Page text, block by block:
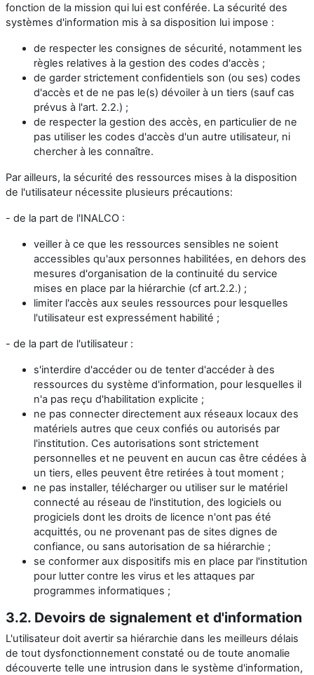
fonction de la mission qui lui est conférée. La sécurité des
systèmes d'information mis à sa disposition lui impose :
de respecter les consignes de sécurité, notamment les
règles relatives à la gestion des codes d'accès ;
de garder strictement confidentiels son (ou ses) codes
d'accès et de ne pas le(s) dévoiler à un tiers (sauf cas
prévus à l'art. 2.2.) ;
de respecter la gestion des accès, en particulier de ne
pas utiliser les codes d'accès d'un autre utilisateur, ni
chercher à les connaître.
Par ailleurs, la sécurité des ressources mises à la disposition
de l'utilisateur nécessite plusieurs précautions:
- de la part de l'INALCO :
veiller à ce que les ressources sensibles ne soient
accessibles qu'aux personnes habilitées, en dehors des
mesures d'organisation de la continuité du service
mises en place par la hiérarchie (cf art.2.2.) ;
limiter l'accès aux seules ressources pour lesquelles
l'utilisateur est expressément habilité ;
- de la part de l'utilisateur :
s'interdire d'accéder ou de tenter d'accéder à des
ressources du système d'information, pour lesquelles il
n'a pas reçu d'habilitation explicite ;
ne pas connecter directement aux réseaux locaux des
matériels autres que ceux confiés ou autorisés par
l'institution. Ces autorisations sont strictement
personnelles et ne peuvent en aucun cas être cédées à
un tiers, elles peuvent être retirées à tout moment ;
ne pas installer, télécharger ou utiliser sur le matériel
connecté au réseau de l'institution, des logiciels ou
progiciels dont les droits de licence n'ont pas été
acquittés, ou ne provenant pas de sites dignes de
confiance, ou sans autorisation de sa hiérarchie ;
se conformer aux dispositifs mis en place par l'institution
pour lutter contre les virus et les attaques par
programmes informatiques ;
3.2. Devoirs de signalement et d'information
L'utilisateur doit avertir sa hiérarchie dans les meilleurs délais
de tout dysfonctionnement constaté ou de toute anomalie
découverte telle une intrusion dans le système d'information,